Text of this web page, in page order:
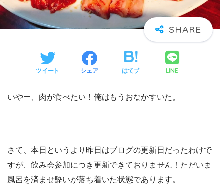
ツイート シェア はてブ LINE
いやー、肉が食べたい！俺はもうおなかすいた。
さて、本日というより昨日はブログの更新日だったわけで
すが、飲み会参加につき更新できておりません！ただいま
風呂を済ませ酔いが落ち着いた状態であります。